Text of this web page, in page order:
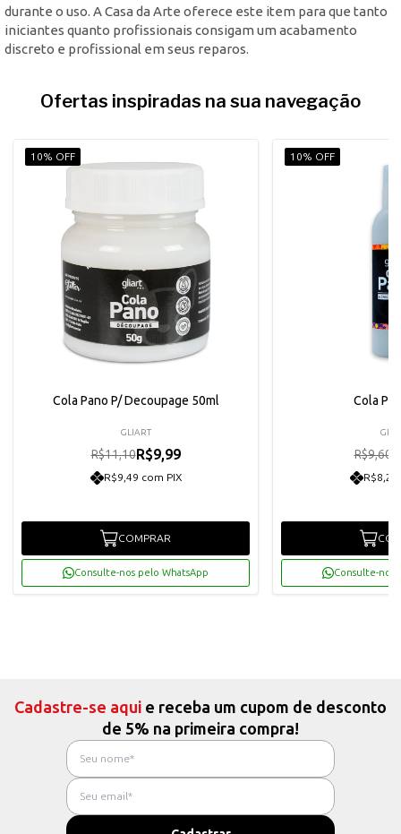
durante o uso. A Casa da Arte oferece este item para que tanto
iniciantes quanto profissionais consigam um acabamento
discreto e profissional em seus reparos.
Ofertas inspiradas na sua navegação
10% OFF
Cola Pano P/ Decoupage 50ml
GLIART
R$11,10R$9,99
R$9,49 com PIX
COMPRAR
Consulte-nos pelo WhatsApp
10% OFF
Cola
R$9,60
R$8,21
Consulte-nos
Cadastre-se aqui e receba um cupom de desconto
de 5% na primeira compra!